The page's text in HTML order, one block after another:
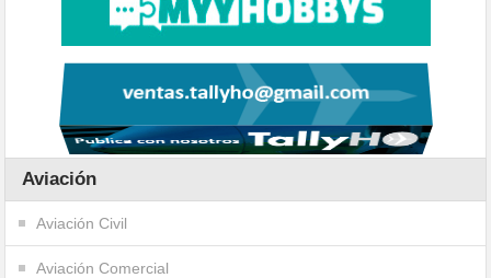
Aviación
Aviación Civil
Aviación Comercial